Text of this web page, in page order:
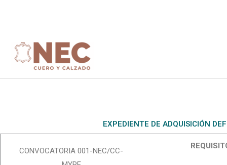
EXPEDIENTE DE ADQUISICIÓN
CONVOCATORIA 001-NEC/CC-